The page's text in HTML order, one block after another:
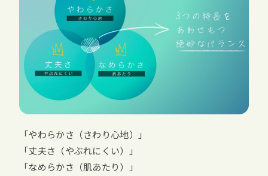
「やわらかさ（さわり心地）」
「丈夫さ（やぶれにくい）」
「なめらかさ（肌あたり）」